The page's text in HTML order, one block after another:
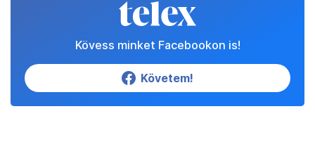
Kövess minket Facebookon is!
Követem!